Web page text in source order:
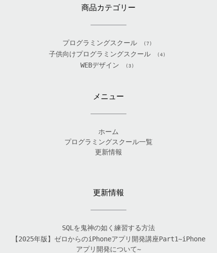
商品カテゴリー
プログラミングスクール (7)
子供向けプログラミングスクール (4)
WEBデザイン (3)
メニュー
ホーム
プログラミングスクール一覧
更新情報
更新情報
SQLを鬼神の如く練習する方法
【2025年版】ゼロからのiPhoneアプリ開発講座Part1~iPhone
アプリ開発について~